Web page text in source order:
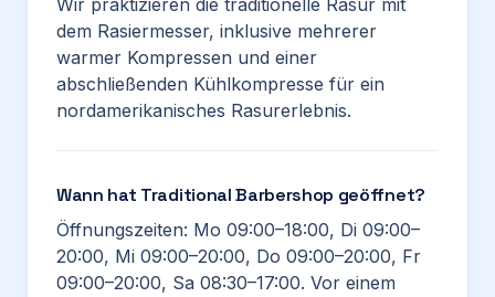
Wir praktizieren die traditionelle Rasur mit
dem Rasiermesser, inklusive mehrerer
warmer Kompressen und einer
abschließenden Kühlkompresse für ein
nordamerikanisches Rasurerlebnis.
Wann hat Traditional Barbershop geöffnet?
Öffnungszeiten: Mo 09:00–18:00, Di 09:00–
20:00, Mi 09:00–20:00, Do 09:00–20:00, Fr
09:00–20:00, Sa 08:30–17:00. Vor einem